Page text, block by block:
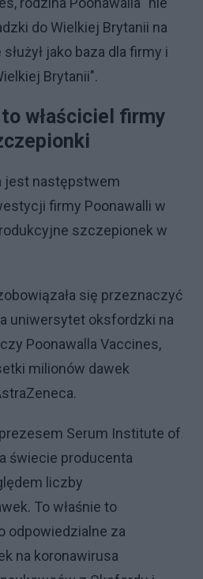
do Wielkiej Brytanii na
jako baza dla firmy i
Brytanii".
właściciel firmy
jest następstwem
firmy Poonawalli w
szczepionek w
się przeznaczyć
uniwersytet oksfordzki na
Poonawalla Vaccines,
milionów dawek
Serum Institute of
świecie producenta
liczby
To właśnie to
odpowiedzialne za
na koronawirusa